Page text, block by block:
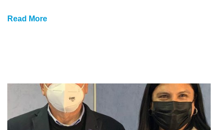
Read More